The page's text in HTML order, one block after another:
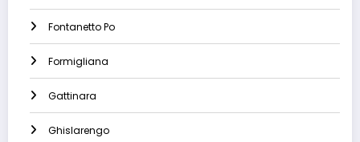
Fontanetto Po
Formigliana
Gattinara
Ghislarengo